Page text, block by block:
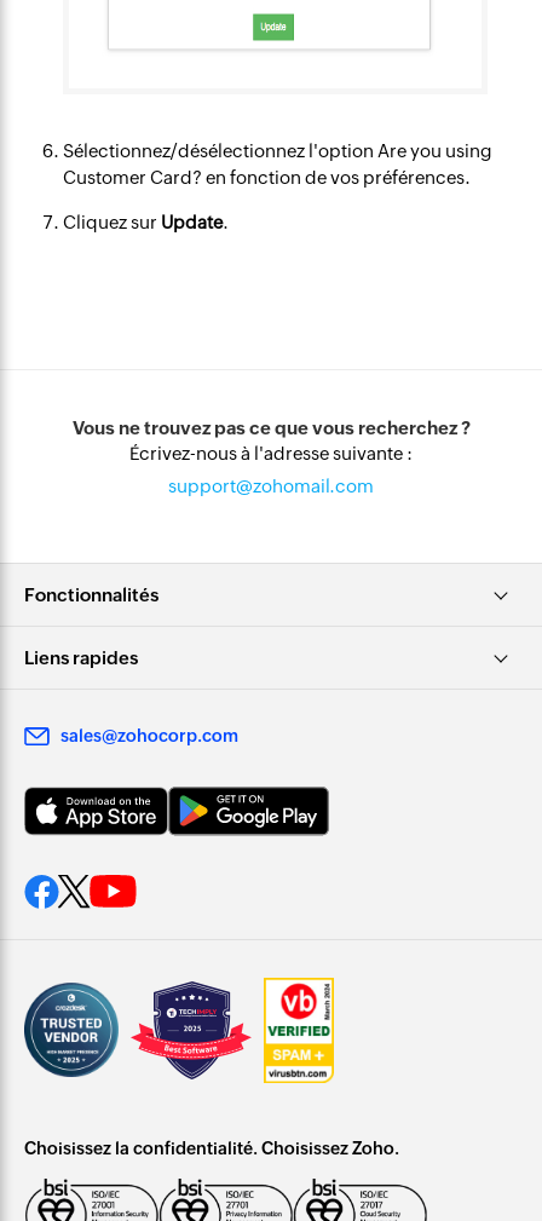
Sélectionnez/désélectionnez l'option Are you using
Customer Card?en fonction de vos préférences.
Cliquez sur Update.
Vous ne trouvez pas ce que vous recherchez ?
Écrivez-nous à l'adresse suivante :
support@zohomail.com
Fonctionnalités
Liens rapides
sales@zohocorp.com
Choisissez la confidentialité. Choisissez Zoho.